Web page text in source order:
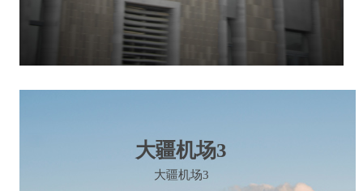
大疆机场3
大疆机场3